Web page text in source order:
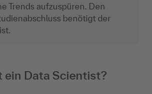
Trends aufzuspüren. Den
benötigt der
ein Data Scientist?